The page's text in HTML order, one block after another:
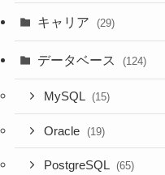
キャリア (29)
データベース (124)
MySQL (15)
Oracle (19)
PostgreSQL (65)